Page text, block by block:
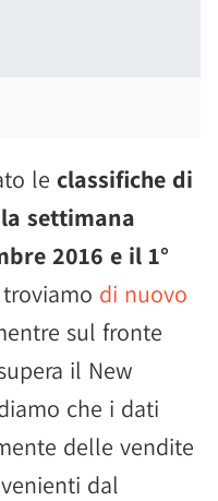
le classifiche di
settimana
2016 e il 1°
di nuovo
sul fronte
il New
che i dati
delle vendite
dal